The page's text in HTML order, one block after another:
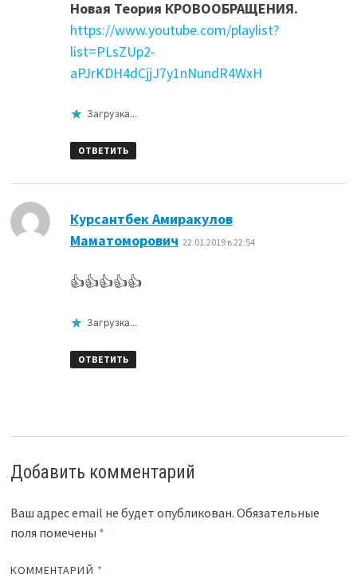
Новая Теория КРОВООБРАЩЕНИЯ.
https://www.youtube.com/playlist?
list=PLsZUp2-
aPJrKDH4dCjjJ7y1nNundR4WxH
Загрузка...
ОТВЕТИТЬ
Курсантбек Амиракулов
Маматоморович 22.01.2019 в 22:54
👍👍👍👍👍
Загрузка...
ОТВЕТИТЬ
Добавить комментарий
Ваш адрес email не будет опубликован. Обязательные
поля помечены *
КОММЕНТАРИЙ *